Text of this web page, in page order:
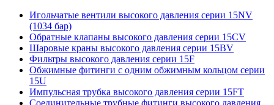
Игольчатые вентили высокого давления серии 15NV
(1034 бар)
Обратные клапаны высокого давления серии 15CV
Шаровые краны высокого давления серии 15BV
Фильтры высокого давления серии 15F
Обжимные фитинги с одним обжимным кольцом серии
15U
Импульсная трубка высокого давления серии 15FT
Соединительные трубные фитинги высокого давления